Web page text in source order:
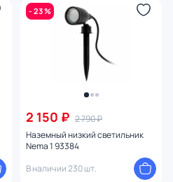
- 23 %
2 150 ₽ 2 790 ₽
Наземный низкий светильник
Nema 1 93384
В наличии 230 шт.